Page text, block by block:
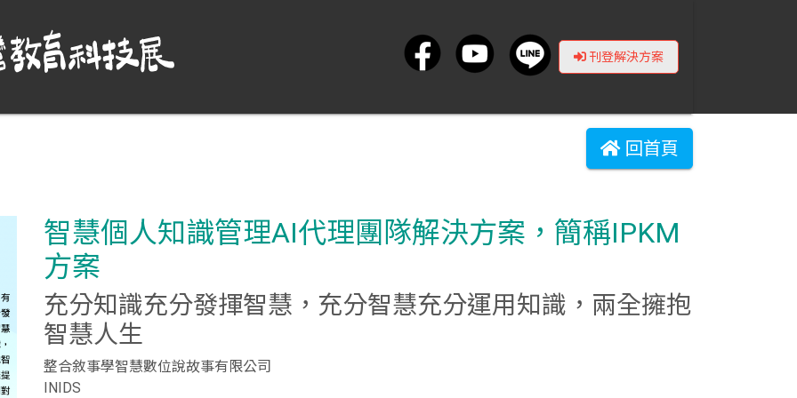
刊登解決方案
回首頁
智慧個人知識管理AI代理團隊解決方案，簡稱IPKM
方案
充分知識充分發揮智慧，充分智慧充分運用知識，兩全擁抱
智慧人生
整合敘事學智慧數位說故事有限公司
INIDS